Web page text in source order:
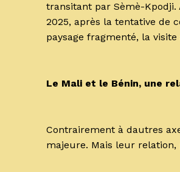
transitant par Sèmè-
2025, après la tentative de
paysage fragmenté, la
Le Mali et le Bénin, une
Contrairement à dautres
majeure. Mais leur relation,